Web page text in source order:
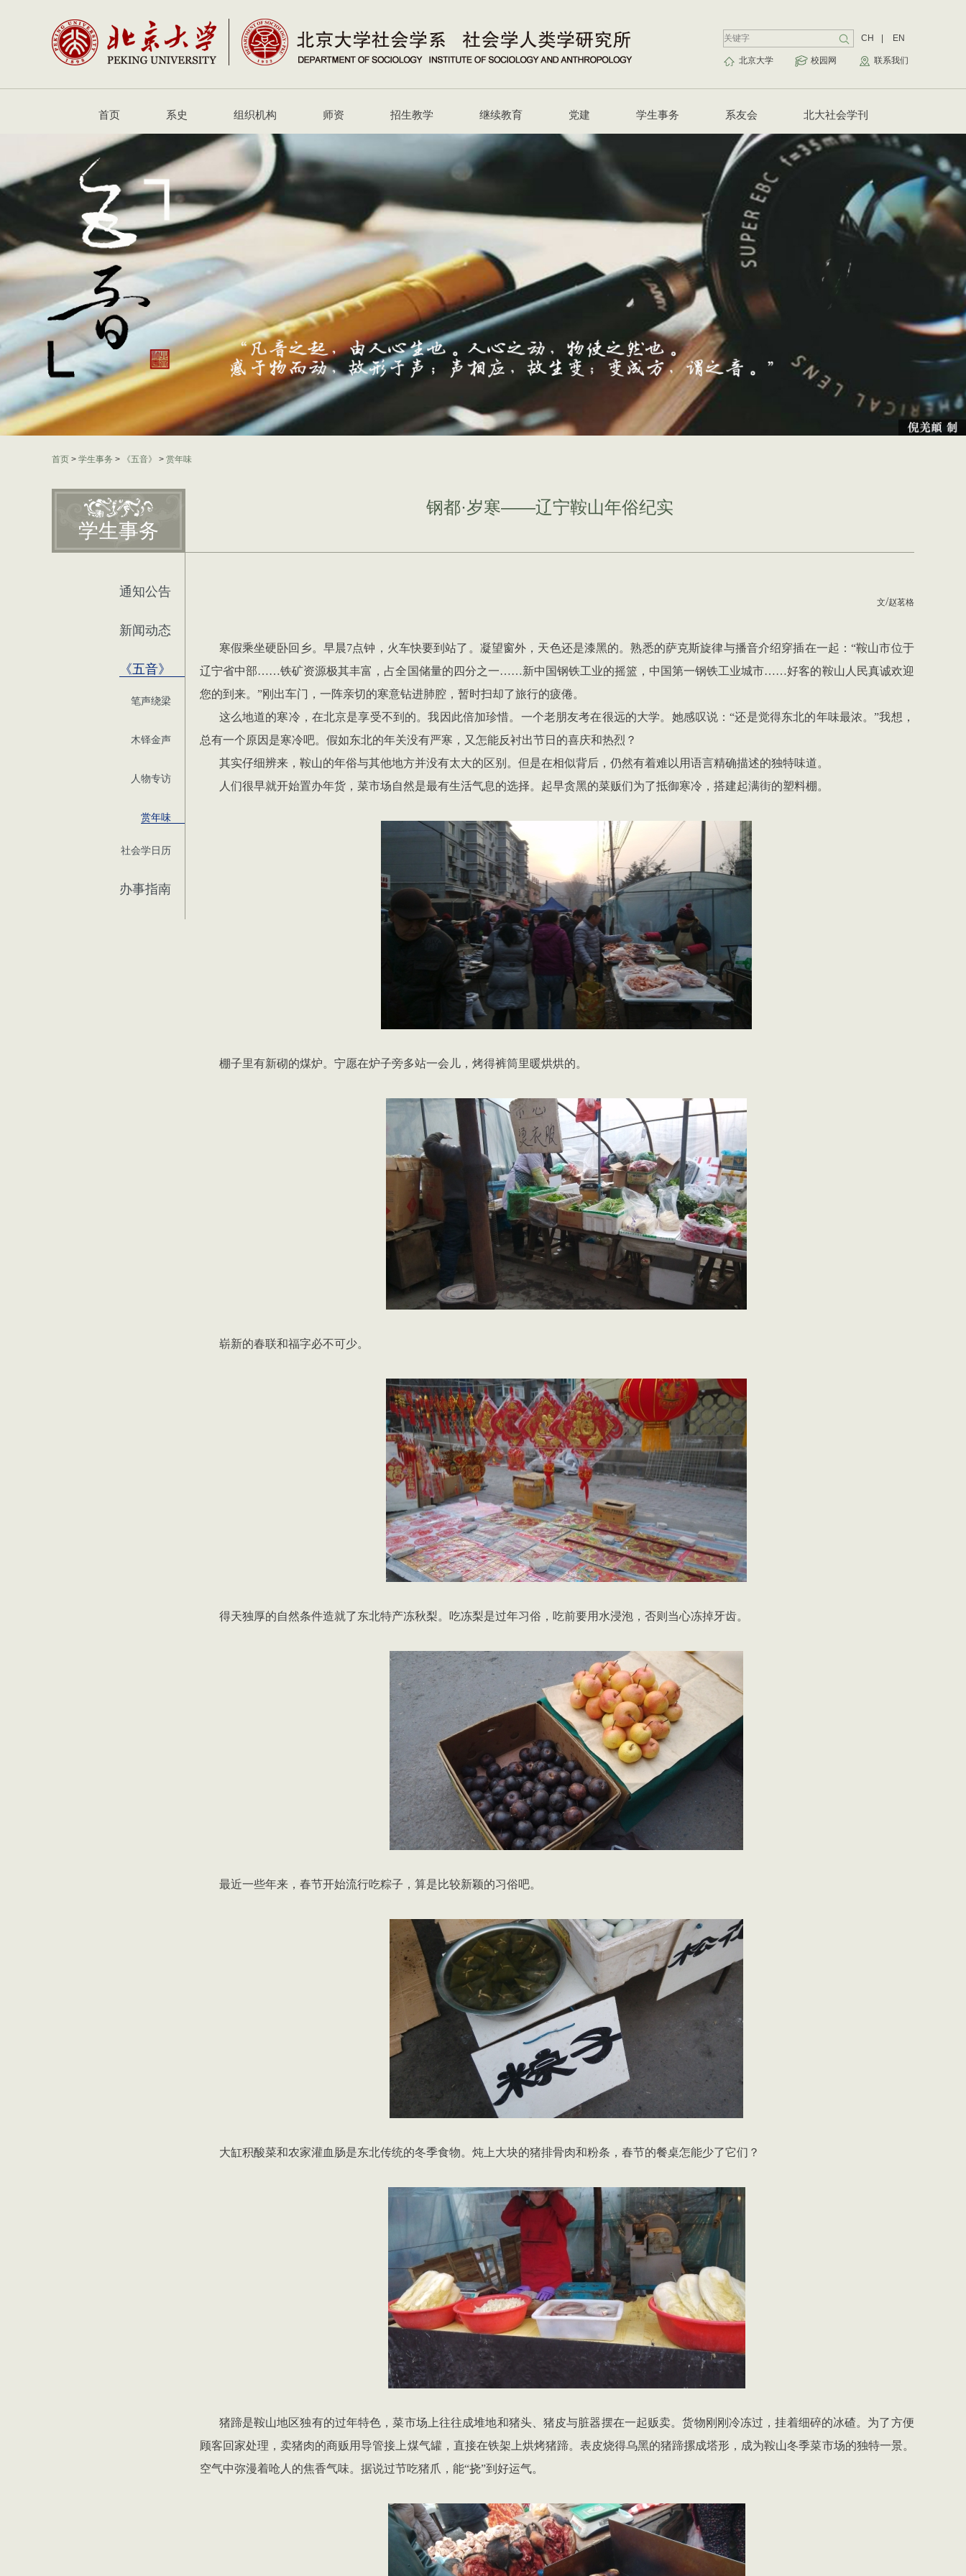
CH EN
北京大学 校园网 联系我们
首页 系史 组织机构 师资 招生教学 继续教育 党建 学生事务 系友会 北大社会学刊
首页 > 学生事务 > 《五音》 > 赏年味
学生事务
通知公告
新闻动态
《五音》
笔声绕梁
木铎金声
人物专访
赏年味
社会学日历
办事指南
钢都·岁寒——辽宁鞍山年俗纪实
文/赵茗格
寒假乘坐硬卧回乡。早晨7点钟，火车快要到站了。凝望窗外，天色还是漆黑的。熟悉的萨克斯旋律与播音介绍穿插在一起：“鞍山市位于
辽宁省中部……铁矿资源极其丰富，占全国储量的四分之一……新中国钢铁工业的摇篮，中国第一钢铁工业城市……好客的鞍山人民真诚欢迎
您的到来。 ”刚出车门，一阵亲切的寒意钻进肺腔，暂时扫却了旅行的疲倦。
这么地道的寒冷，在北京是享受不到的。我因此倍加珍惜。一个老朋友考在很远的大学。她感叹说：“还是觉得东北的年味最浓。”我想，
总有一个原因是寒冷吧。假如东北的年关没有严寒，又怎能反衬出节日的喜庆和热烈？
其实仔细辨来，鞍山的年俗与其他地方并没有太大的区别。但是在相似背后，仍然有着难以用语言精确描述的独特味道。
人们很早就开始置办年货，菜市场自然是最有生活气息的选择。起早贪黑的菜贩们为了抵御寒冷，搭建起满街的塑料棚。
棚子里有新砌的煤炉。宁愿在炉子旁多站一会儿，烤得裤筒里暖烘烘的。
崭新的春联和福字必不可少。
得天独厚的自然条件造就了东北特产冻秋梨。吃冻梨是过年习俗，吃前要用水浸泡，否则当心冻掉牙齿。
最近一些年来，春节开始流行吃粽子，算是比较新颖的习俗吧。
大缸积酸菜和农家灌血肠是东北传统的冬季食物。炖上大块的猪排骨肉和粉条，春节的餐桌怎能少了它们？
猪蹄是鞍山地区独有的过年特色，菜市场上往往成堆地和猪头、猪皮与脏器摆在一起贩卖。货物刚刚冷冻过，挂着细碎的冰碴。为了方便
顾客回家处理，卖猪肉的商贩用导管接上煤气罐，直接在铁架上烘烤猪蹄。表皮烧得乌黑的猪蹄摞成塔形，成为鞍山冬季菜市场的独特一景。
空气中弥漫着呛人的焦香气味。据说过节吃猪爪，能“挠”到好运气。